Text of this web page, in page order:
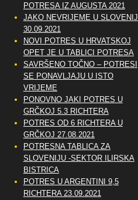
POTRESA IZ AUGUSTA 2021
JAKO NEVRIJEME U SLOVENIJI
30.09.2021
NOVI POTRES U HRVATSKOJ
OPET JE U TABLICI POTRESA
SAVRŠENO TOČNO – POTRESI
SE PONAVLJAJU U ISTO
VRIJEME
PONOVNO JAKI POTRES U
GRČKOJ 5.3 RICHTERA
POTRES OD 6 RICHTERA U
GRČKOJ 27.08.2021
POTRESNA TABLICA ZA
SLOVENIJU -SEKTOR ILIRSKA
BISTRICA
POTRES U ARGENTINI 9,5
RICHTERA 23.09.2021